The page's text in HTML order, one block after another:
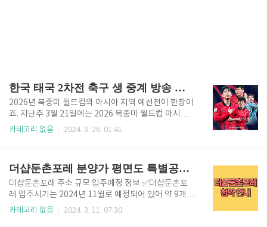
한국 태국 2차전 축구 생 중계 방송 채널 쿠팡플레이 보기
2026년 북중미 월드컵의 아시아 지역 예선전이 한창이
죠. 지난주 3월 21일에는 2026 북중미 월드컵 아시아 2
차 예선 C조의 조별리그 3차전 경기인 한국과 태국이
한 채 월드컵 예선 축구 경기를 선택했지만 1:1 동점이
라는 충격적인 결과로 아쉬움이 컸는데요. 대한민국 홈
구장에서 비기는 결과라니. 과연 태국에서 3월 26일 화
요일에 치러질 한국과 태국의 예선 C조 조별리그 4차전
(한국 태국전 2차전) 경기는 어떤 결과를 가져올지 주목
카테고리 없음 2024. 3. 26. 01:41
더샵둔촌포레 분양가 평면도 특별공급 일반공급 자격
더샵둔촌포레 주소 규모 입주예정 정보 ✅더샵둔촌포
레 입주시기는 2024년 11월로 예정되어 있어 약 9개월
정도밖에 남지 않았습니다. 총 572세대 중 일반분양은
카테고리 없음 2024. 3. 11. 07:30